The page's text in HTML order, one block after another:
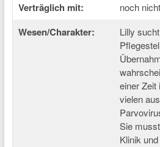
Verträglich mit: noch
Wesen/Charakter:
Lilly
einer Zeit
vielen
Sie
Klinik